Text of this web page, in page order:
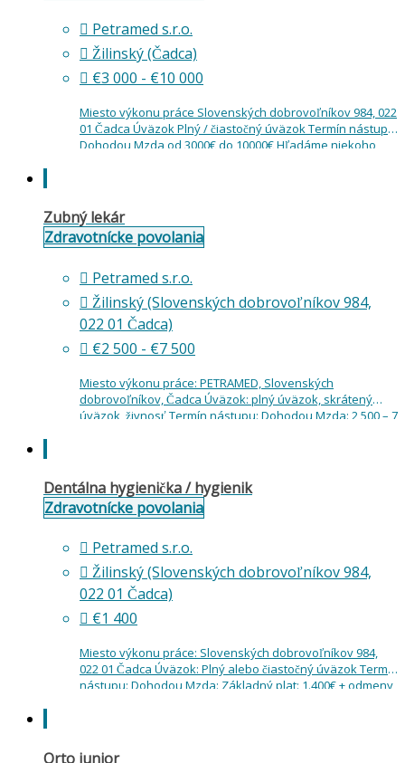
Petramed s.r.o.
Žilinský (Čadca)
€3 000 - €10 000
Miesto výkonu práce Slovenských dobrovoľníkov 984, 022
01 Čadca Úväzok Plný / čiastočný úväzok Termín nástupu
Dohodou Mzda od 3000€ do 10000€ Hľadáme niekoho,
Zubný lekár
Zdravotnícke povolania
Petramed s.r.o.
Žilinský (Slovenských dobrovoľníkov 984,
022 01 Čadca)
€2 500 - €7 500
Miesto výkonu práce: PETRAMED, Slovenských
dobrovoľníkov, Čadca Úväzok: plný úväzok, skrátený
úväzok, živnosť Termín nástupu: Dohodou Mzda: 2 500 – 7
Dentálna hygienička / hygienik
Zdravotnícke povolania
Petramed s.r.o.
Žilinský (Slovenských dobrovoľníkov 984,
022 01 Čadca)
€1 400
Miesto výkonu práce: Slovenských dobrovoľníkov 984,
022 01 Čadca Úväzok: Plný alebo čiastočný úväzok Termín
nástupu: Dohodou Mzda: Základný plat: 1.400€ + odmeny
Orto junior